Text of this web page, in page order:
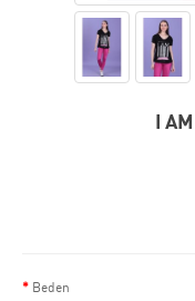
I
Beden